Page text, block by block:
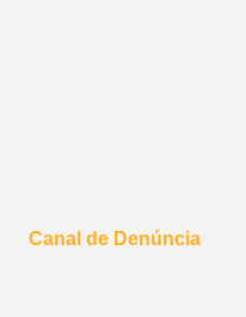
Canal de Denúncia